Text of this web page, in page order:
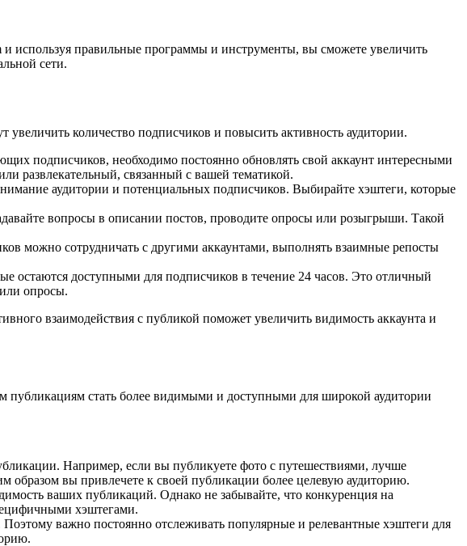
используя правильные программы и инструменты, вы сможете увеличить
сети.
количество подписчиков и повысить активность аудитории.
подписчиков, необходимо постоянно обновлять свой аккаунт интересными
развлекательный, связанный с вашей тематикой.
аудитории и потенциальных подписчиков. Выбирайте хэштеги, которые
вопросы в описании постов, проводите опросы или розыгрыши. Такой
можно сотрудничать с другими аккаунтами, выполнять взаимные репосты
остаются доступными для подписчиков в течение 24 часов. Это отличный
опросы.
взаимодействия с публикой поможет увеличить видимость аккаунта и
стать более видимыми и доступными для широкой аудитории
Например, если вы публикуете фото с путешествиями, лучше
образом вы привлечете к своей публикации более целевую аудиторию.
ваших публикаций. Однако не забывайте, что конкуренция на
хэштегами.
важно постоянно отслеживать популярные и релевантные хэштеги для